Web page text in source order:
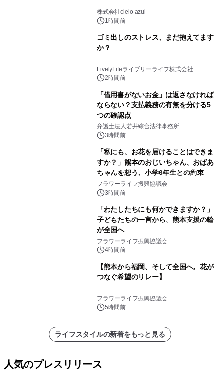
株式会社cielo azul
1時間前
ゴミ出しのストレス、まだ抱えてます
か？
LivelyLifeライブリーライフ株式会社
2時間前
「借用書がないお金」は返さなければ
ならない？支払義務の有無を分ける5
つの確認点
弁護士法人若井綜合法律事務所
3時間前
「私にも、お花を届けることはできま
すか？」熊本のおじいちゃん、おばあ
ちゃんを想う、小学6年生との約束
フラワーライフ振興協議会
3時間前
「わたしたちにも何かできますか？」
子どもたちの一言から、熊本支援の輪
が全国へ
フラワーライフ振興協議会
4時間前
【熊本から福岡、そして全国へ。花が
つなぐ希望のリレー】
フラワーライフ振興協議会
5時間前
ライフスタイルの新着をもっと見る
人気のプレスリリース